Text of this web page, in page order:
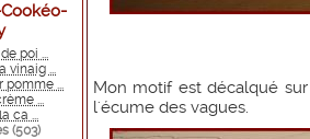
poi ...
vinaig ...
pomme ...
...
ca ...
(503)
Mon motif est décalqué
l'écume des vagues.